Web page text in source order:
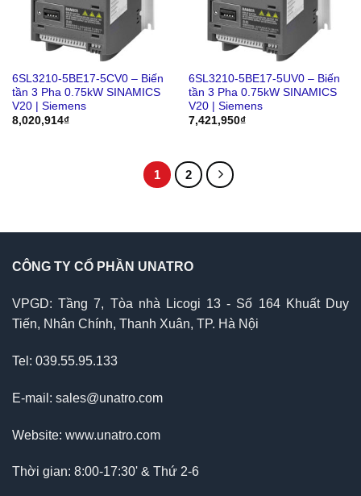
6SL3210-5BE17-5CV0 – Biến
tần 3 Pha 0.75kW SINAMICS
V20 | Siemens
8,020,914₫
6SL3210-5BE17-5UV0 – Biến
tần 3 Pha 0.75kW SINAMICS
V20 | Siemens
7,421,950₫
1 2
CÔNG TY CỔ PHẦN UNATRO
VPGD: Tầng 7, Tòa nhà Licogi 13 - Số 164 Khuất Duy
Tiến, Nhân Chính, Thanh Xuân, TP. Hà Nội
Tel: 039.55.95.133
E-mail: sales@unatro.com
Website: www.unatro.com
Thời gian: 8:00-17:30' & Thứ 2-6